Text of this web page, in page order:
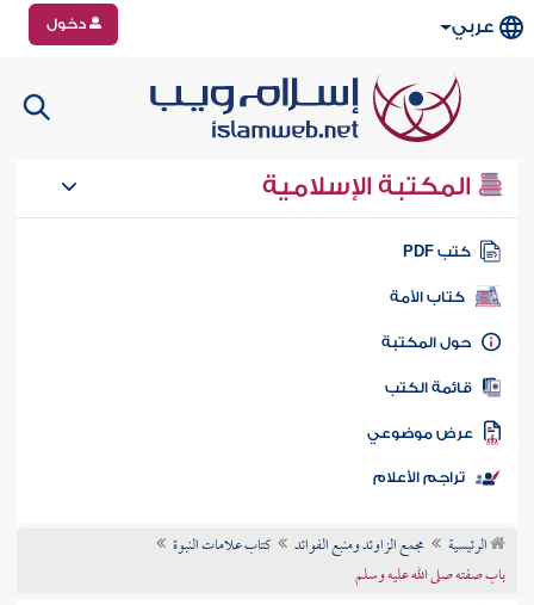
عربي دخول
المكتبة الإسلامية
كتب PDF
كتاب الأمة
المكتبة
الكتب
موضوعي
تراجم الأعلام
الرئيسية مجمع الزاوئد ومنبع الفوائد
كتاب علامات النبوة
باب صفته صلى الله عليه وسلم